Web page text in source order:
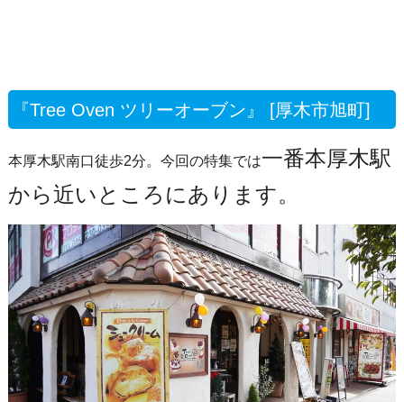
『Tree Oven ツリーオーブン』 [厚木市旭町]
本厚木駅南口徒歩2分。今回の特集では一番本厚木駅
から近いところにあります。